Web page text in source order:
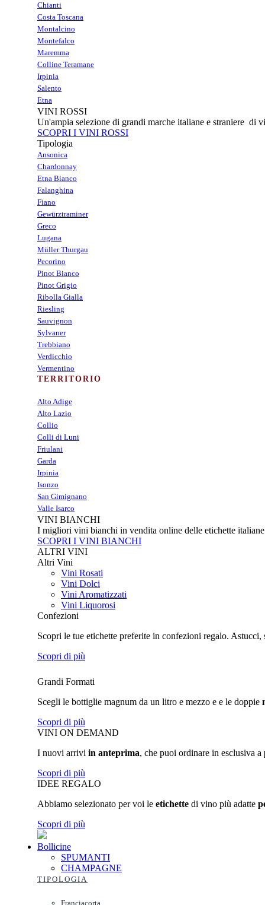
Chianti
Costa Toscana
Montalcino
Montefalco
Maremma
Colline Teramane
Irpinia
Salento
Etna
VINI ROSSI
Un'ampia selezione di grandi marche italiane e straniere di
SCOPRI I VINI ROSSI
Tipologia
Ansonica
Chardonnay
Etna Bianco
Falanghina
Fiano
Gewürztraminer
Greco
Lugana
Müller Thurgau
Pecorino
Pinot Bianco
Pinot Grigio
Ribolla Gialla
Riesling
Sauvignon
Sylvaner
Trebbiano
Verdicchio
Vermentino
TERRITORIO
Alto Adige
Alto Lazio
Collio
Colli di Luni
Friulani
Garda
Irpinia
Isonzo
San Gimignano
Valle Isarco
VINI BIANCHI
I migliori vini bianchi in vendita online delle etichette italiane
SCOPRI I VINI BIANCHI
ALTRI VINI
Altri Vini
Vini Rosati
Vini Dolci
Vini Aromatizzati
Vini Liquorosi
Confezioni
Scopri le tue etichette preferite in confezioni regalo.
Scopri di più
Grandi Formati
Scegli le bottiglie magnum da un litro e mezzo e e le doppie
Scopri di più
VINI ON DEMAND
I nuovi arrivi in anteprima, che puoi ordinare in esclusiva a
Scopri di più
IDEE REGALO
Abbiamo selezionato per voi le etichette di vino più adatte
Scopri di più
Bollicine
SPUMANTI
CHAMPAGNE
TIPOLOGIA
Franciacorta